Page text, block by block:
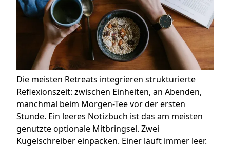
Die meisten Retreats integrieren strukturierte
Reflexionszeit: zwischen Einheiten, an Abenden,
manchmal beim Morgen-Tee vor der ersten
Stunde. Ein leeres Notizbuch ist das am meisten
genutzte optionale Mitbringsel. Zwei
Kugelschreiber einpacken. Einer läuft immer leer.